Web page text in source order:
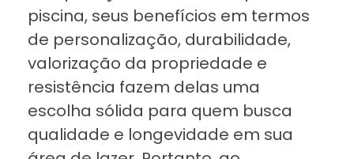
piscina, seus benefícios em termos
de personalização, durabilidade,
valorização da propriedade e
resistência fazem delas uma
escolha sólida para quem busca
qualidade e longevidade em sua